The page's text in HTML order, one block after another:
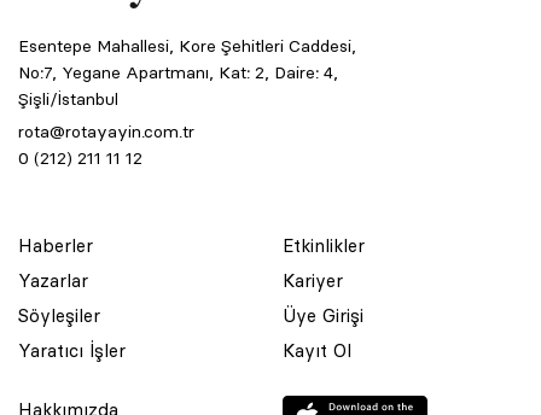
Esentepe Mahallesi, Kore Şehitleri Caddesi,
No:7, Yegane Apartmanı, Kat: 2, Daire: 4,
Şişli/İstanbul
rota@rotayayin.com.tr
0 (212) 211 11 12
Haberler
Yazarlar
Söyleşiler
Yaratıcı İşler
Etkinlikler
Kariyer
Üye Girişi
Kayıt Ol
Hakkımızda